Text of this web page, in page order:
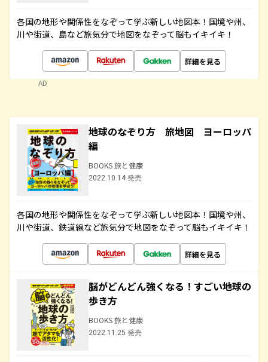
各国の地形や関係性をなぞって学ぶ新しい地図本！国境や州、
川や街道、島など旅気分で地図をなぞって脳もイキイキ！
詳細を見る
AD
地球のなぞり方 旅地図 ヨーロッパ
編
BOOKS 旅と健康
2022.10.14 発売
各国の地形や関係性をなぞって学ぶ新しい地図本！国境や州、
川や街道、鉄道線など旅気分で地図をなぞって脳もイキイキ！
詳細を見る
脳がどんどん強くなる！すごい地球の
歩き方
BOOKS 旅と健康
2022.11.25 発売